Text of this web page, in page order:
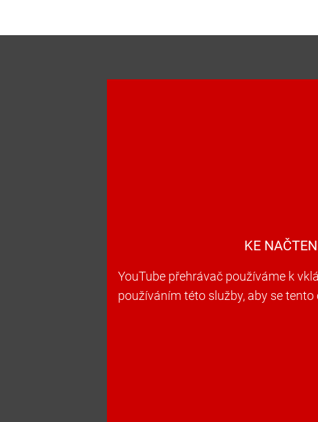
KE
YouTube přehrávač používáme k
používáním této služby, aby se